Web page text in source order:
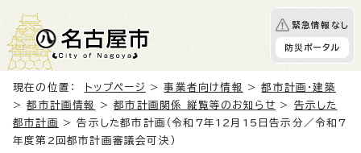
緊急情報なし
防災ポータル
現在の位置： トップページ >事業者向け情報 >都市計画・建築
>都市計画情報 >都市計画関係 縦覧等のお知らせ > 告示した
都市計画
> 告示した都市計画（令和7年12月15日告示分／令和7
年度第2回都市計画審議会可決）